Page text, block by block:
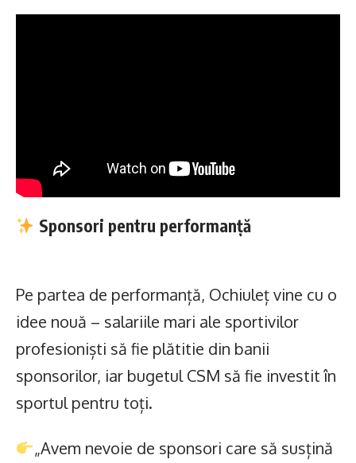
Sponsori pentru performanță
Pe partea de performanță, Ochiuleț vine cu o
idee nouă – salariile mari ale sportivilor
profesioniști să fie plătitie din banii
sponsorilor, iar bugetul CSM să fie investit în
sportul pentru toți.
„Avem nevoie de sponsori care să susțină